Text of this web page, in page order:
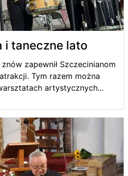
i taneczne lato
zapewnił Szczecinianom
Tym razem można
artystycznych...